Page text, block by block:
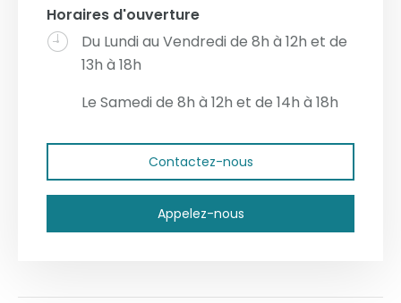
Horaires d'ouverture
Du Lundi au Vendredi de 8h à 12h et de
13h à 18h
Le Samedi de 8h à 12h et de 14h à 18h
Contactez-nous
Appelez-nous